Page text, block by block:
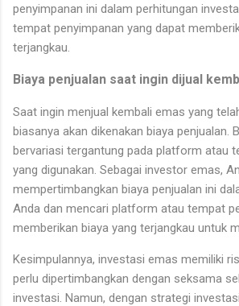
penyimpanan ini dalam perhitungan
tempat penyimpanan yang dapat
terjangkau.
Biaya penjualan saat ingin dijual
Saat ingin menjual kembali emas yang
biasanya akan dikenakan biaya penjualan.
bervariasi tergantung pada platform atau
yang digunakan. Sebagai investor emas,
mempertimbangkan biaya penjualan ini
Anda dan mencari platform atau tempat
memberikan biaya yang terjangkau untuk
Kesimpulannya, investasi emas memiliki
perlu dipertimbangkan dengan seksama
investasi. Namun, dengan strategi